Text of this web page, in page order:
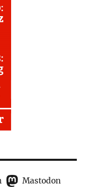
Mastodon